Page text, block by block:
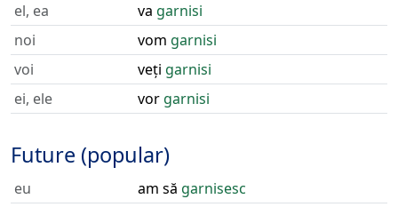
el, ea
va garnisi
noi
vom garnisi
voi
veți garnisi
ei, ele
vor garnisi
Future (popular)
eu am să garnisesc